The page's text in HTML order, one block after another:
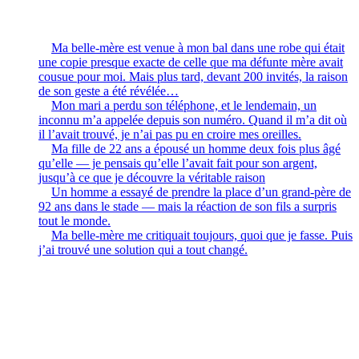
Ma belle-mère est venue à mon bal dans une robe qui était
une copie presque exacte de celle que ma défunte mère avait
cousue pour moi. Mais plus tard, devant 200 invités, la raison
de son geste a été révélée…
Mon mari a perdu son téléphone, et le lendemain, un
inconnu m’a appelée depuis son numéro. Quand il m’a dit où
il l’avait trouvé, je n’ai pas pu en croire mes oreilles.
Ma fille de 22 ans a épousé un homme deux fois plus âgé
qu’elle — je pensais qu’elle l’avait fait pour son argent,
jusqu’à ce que je découvre la véritable raison
Un homme a essayé de prendre la place d’un grand-père de
92 ans dans le stade — mais la réaction de son fils a surpris
tout le monde.
Ma belle-mère me critiquait toujours, quoi que je fasse. Puis
j’ai trouvé une solution qui a tout changé.